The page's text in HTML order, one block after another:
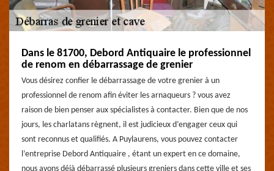
Dans le 81700, Debord Antiquaire le professionnel
de renom en débarrassage de grenier
Vous désirez confier le débarrassage de votre grenier à un
professionnel de renom afin éviter les arnaqueurs ? vous avez
raison de bien penser aux spécialistes à contacter. Bien que de nos
jours, les charlatans règnent, il est judicieux d’engager ceux qui
sont reconnus et qualifiés. A Puylaurens, vous pouvez contacter
l’entreprise Debord Antiquaire , étant un expert en ce domaine,
nous avons déjà débarrassé plusieurs greniers dans cette ville et ses